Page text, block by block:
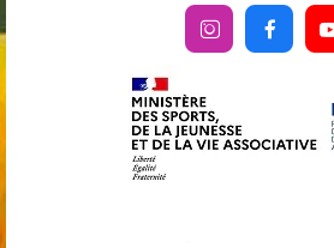
 